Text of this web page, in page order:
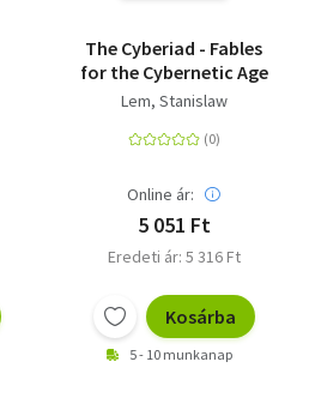
The Cyberiad - Fables
for the Cybernetic Age
Lem, Stanislaw
Online ár:
5 051 Ft
Eredeti ár: 5 316 Ft
Kosárba
5 - 10 munkanap